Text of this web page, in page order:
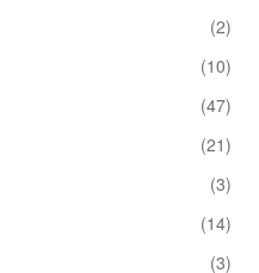
(2)
(10)
(47)
(21)
(3)
(14)
(3)